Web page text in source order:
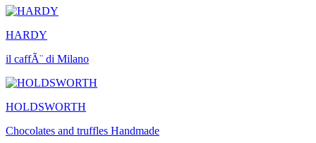
HARDY
il caffÃ¨ di Milano
HOLDSWORTH
Chocolates and truffles Handmade